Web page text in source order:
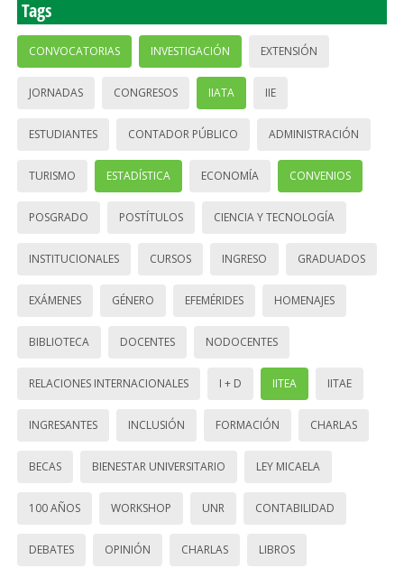
Tags
CONVOCATORIAS INVESTIGACIÓN EXTENSIÓN
JORNADAS CONGRESOS IIATA IIE
ESTUDIANTES CONTADOR PÚBLICO ADMINISTRACIÓN
TURISMO ESTADÍSTICA ECONOMÍA CONVENIOS
POSGRADO POSTÍTULOS CIENCIA Y TECNOLOGÍA
INSTITUCIONALES CURSOS INGRESO GRADUADOS
EXÁMENES GÉNERO EFEMÉRIDES HOMENAJES
BIBLIOTECA DOCENTES NODOCENTES
RELACIONES INTERNACIONALES I + D IITEA IITAE
INGRESANTES INCLUSIÓN FORMACIÓN CHARLAS
BECAS BIENESTAR UNIVERSITARIO LEY MICAELA
100 AÑOS WORKSHOP UNR CONTABILIDAD
DEBATES OPINIÓN CHARLAS LIBROS